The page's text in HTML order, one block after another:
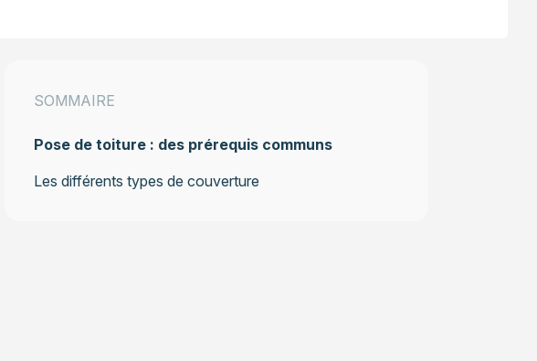
SOMMAIRE
Pose de toiture : des prérequis communs
Les différents types de couverture